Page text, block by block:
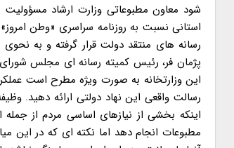
استانی نسبت به روزنامه سراسری «وطن
رسانه های منتقد دولت قرار گرفته و به
پژمان فر، رئیس کمیته رسانه ای مجلس شورای
این وزارتخانه به صورت ویژه مطرح است
رسالت واقعی این نهاد دولتی ارائه دهید.
اینکه بخشی از نیازهای اساسی مردم از
مطبوعات انجام دهد اما نکته ای که در